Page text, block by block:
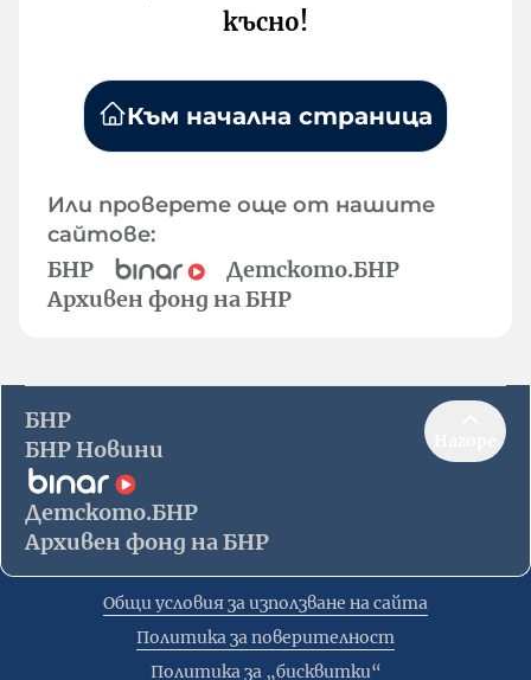
късно!
Към начална страница
Или проверете още от нашите
сайтове:
БНР
Детското.БНР
Архивен фонд на БНР
БНР
БНР Новини
Детското.БНР
Архивен фонд на БНР
Общи условия за използване на сайта
Политика за поверителност
Политика за „бисквитки“